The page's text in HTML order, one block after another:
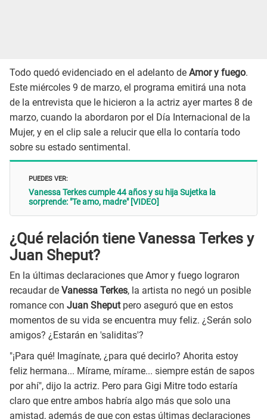
Todo quedó evidenciado en el adelanto de Amor y fuego.
Este miércoles 9 de marzo, el programa emitirá una nota
de la entrevista que le hicieron a la actriz ayer martes 8 de
marzo, cuando la abordaron por el Día Internacional de la
Mujer, y en el clip sale a relucir que ella lo contaría todo
sobre su estado sentimental.
PUEDES VER:
Vanessa Terkes cumple 44 años y su hija Sujetka la
sorprende: "Te amo, madre" [VIDEO]
¿Qué relación tiene Vanessa Terkes y
Juan Sheput?
En la últimas declaraciones que Amor y fuego lograron
recaudar de Vanessa Terkes, la artista no negó un posible
romance con Juan Sheputpero aseguró que en estos
momentos de su vida se encuentra muy feliz. ¿Serán solo
amigos? ¿Estarán en 'saliditas'?
"¡Para qué! Imagínate, ¿para qué decirlo? Ahorita estoy
feliz hermana... Mírame, mírame... siempre están de sapos
por ahí", dijo la actriz. Pero para Gigi Mitre todo estaría
claro que entre ambos habría algo más que solo una
amistad, además de que con estas últimas declaraciones